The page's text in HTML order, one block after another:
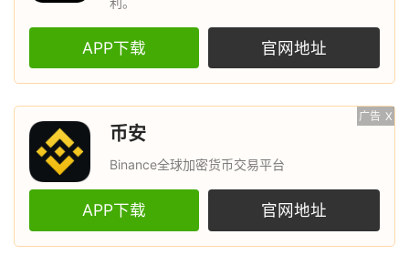
APP下载 官网地址
广告 X
币安
Binance全球加密货币交易平台
APP下载 官网地址